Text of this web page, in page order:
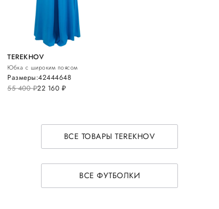
TEREKHOV
Юбка с широким поясом
55 400руб.22 160 руб.
Размеры:42444648
ВСЕ ТОВАРЫ TEREKHOV
ВСЕ ФУТБОЛКИ